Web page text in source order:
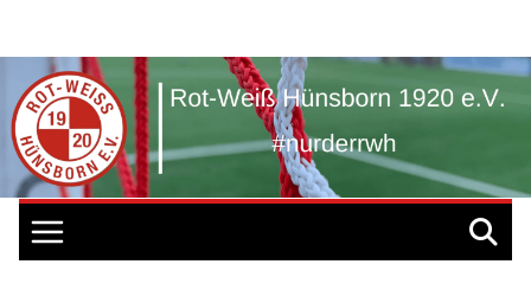
springen